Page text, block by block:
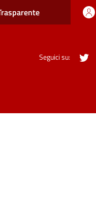
Seguici su: